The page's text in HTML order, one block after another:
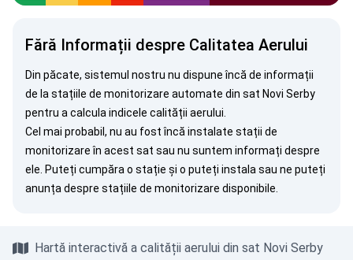
Fără Informații despre Calitatea Aerului
Din păcate, sistemul nostru nu dispune încă de informații
de la stațiile de monitorizare automate din sat Novi Serby
pentru a calcula indicele calității aerului.
Cel mai probabil, nu au fost încă instalate stații de
monitorizare în acest sat sau nu suntem informați despre
ele. Puteți cumpăra o stație și o puteți instala sau ne puteți
anunța despre stațiile de monitorizare disponibile.
Hartă interactivă a calității aerului din sat Novi Serby